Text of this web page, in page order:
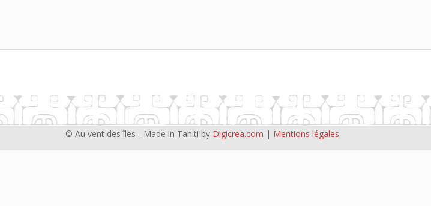
© Au vent des îles - Made in Tahiti by Digicrea.com | Mentions légales